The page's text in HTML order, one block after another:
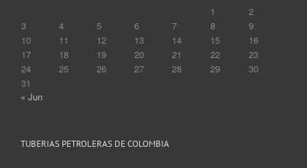
1
2
3
4 5 6 7 8
9
10
11 12 13 14 15
16
17
18 19 20 21 22
23
24
25 26 27 28 29
30
31
« Jun
TUBERIAS PETROLERAS DE COLOMBIA